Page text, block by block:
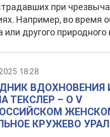
при
Например, во время
или другого природного
18:28
ВДОХНОВЕНИЯ
ТЕКСЛЕР – О V
КРУЖЕВО